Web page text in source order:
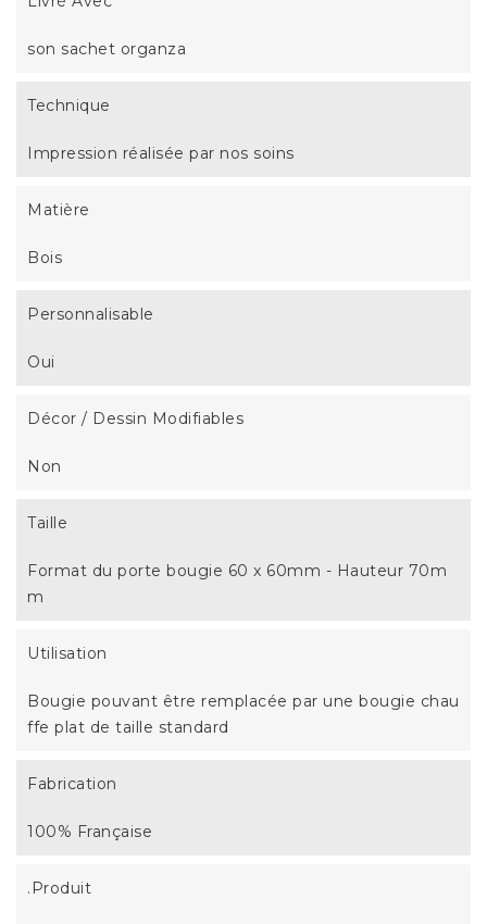
son sachet organza
Technique
Impression réalisée par nos soins
Matière
Bois
Personnalisable
Oui
Décor / Dessin Modifiables
Non
Taille
Format du porte bougie 60 x 60mm - Hauteur 70m
m
Utilisation
Bougie pouvant être remplacée par une bougie chau
ffe plat de taille standard
Fabrication
100% Française
.Produit